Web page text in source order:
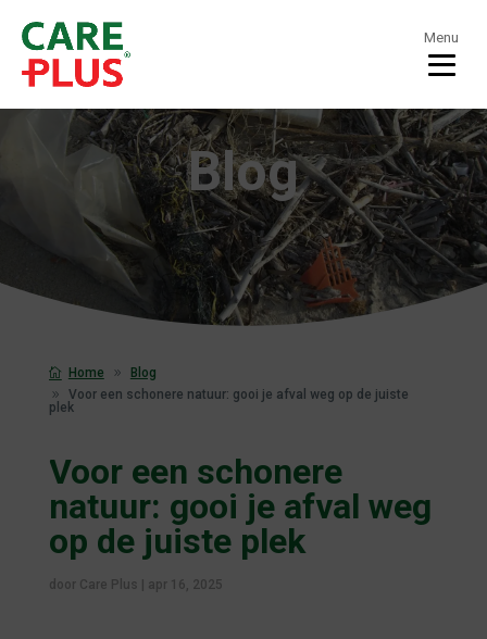
Menu
Blog
Home
Blog
Voor een schonere natuur: gooi je afval weg op de juiste
plek
Voor een schonere
natuur: gooi je afval weg
op de juiste plek
door Care Plus apr 16, 2025